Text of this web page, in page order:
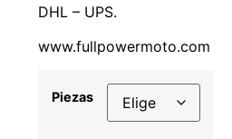
DHL – UPS.
www.fullpowermoto.com
Piezas